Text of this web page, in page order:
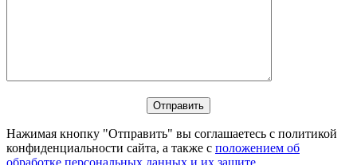
Нажимая кнопку "Отправить" вы соглашаетесь с политикой
конфиденциальности сайта, а также с положением об
обработке персональных данных и их защите